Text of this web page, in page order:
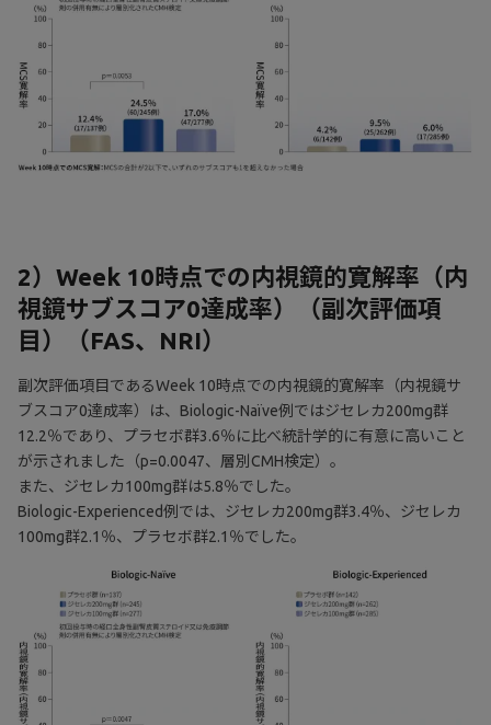
2）Week 10時点での内視鏡的寛解率（内
視鏡サブスコア0達成率）（副次評価項
目）（FAS、NRI）
副次評価項目であるWeek 10時点での内視鏡的寛解率（内視鏡サ
ブスコア0達成率）は、Biologic-Naïve例ではジセレカ200mg群
12.2％であり、プラセボ群3.6％に比べ統計学的に有意に高いこと
が示されました（p=0.0047、層別CMH検定）。
また、ジセレカ100mg群は5.8％でした。
Biologic-Experienced例では、ジセレカ200mg群3.4％、ジセレカ
100mg群2.1％、プラセボ群2.1％でした。